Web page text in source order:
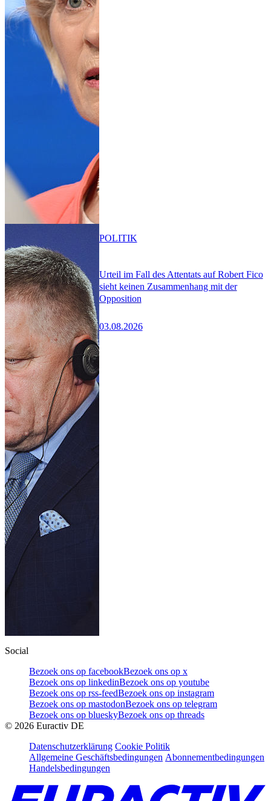
Urteil im Fall des Attentats auf Robert Fico
sieht keinen Zusammenhang mit der
Opposition
03.08.2026
POLITIK
Social
Bezoek ons op facebookBezoek ons op x
Bezoek ons op linkedinBezoek ons op youtube
Bezoek ons op rss-feedBezoek ons op instagram
Bezoek ons op mastodonBezoek ons op telegram
Bezoek ons op blueskyBezoek ons op threads
© 2026 Euractiv DE
Datenschutzerklärung Cookie Politik
Allgemeine Geschäftsbedingungen Abonnementbedingungen
Handelsbedingungen